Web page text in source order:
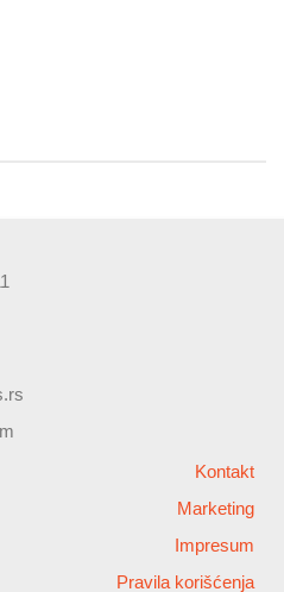
Kontakt
Marketing
Impresum
Pravila korišćenja